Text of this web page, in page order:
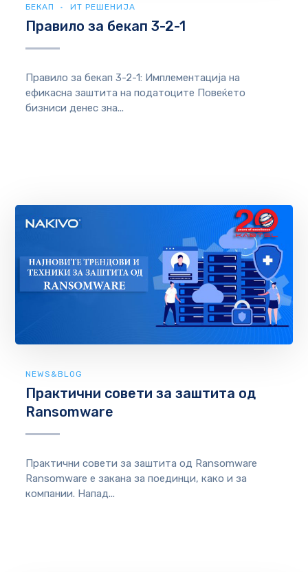
БЕКАП
ИТ РЕШЕНИЈА
Правило за бекап 3-2-1
Правило за бекап 3-2-1: Имплементација на
ефикасна заштита на податоците Повеќето
бизниси денес зна...
NEWS&BLOG
Практични совети за заштита од
Ransomware
Практични совети за заштита од Ransomware
Ransomware е закана за поединци, како и за
компании. Напад...